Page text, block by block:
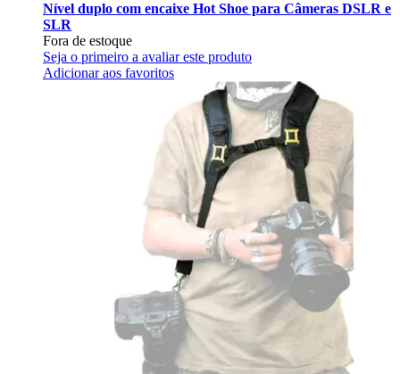
Nível duplo com encaixe Hot Shoe para Câmeras DSLR e
SLR
Fora de estoque
Seja o primeiro a avaliar este produto
Adicionar aos favoritos